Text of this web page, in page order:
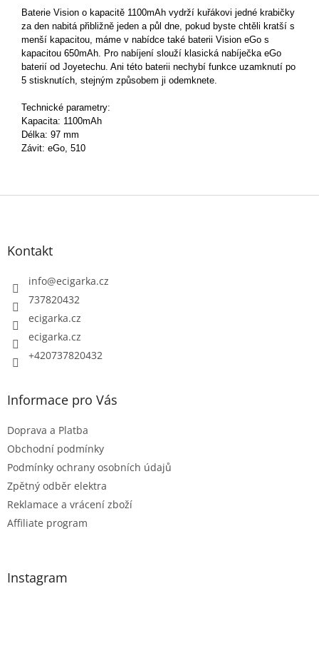
Baterie Vision o kapacitě 1100mAh vydrží kuřákovi jedné krabičky
za den nabitá přibližně jeden a půl dne, pokud byste chtěli kratší s
menší kapacitou, máme v nabídce také baterii Vision eGo s
kapacitou 650mAh. Pro nabíjení slouží klasická nabíječka eGo
baterií od Joyetechu. Ani této baterii nechybí funkce uzamknutí po
5 stisknutích, stejným způsobem ji odemknete.
Technické parametry:
Kapacita: 1100mAh
Délka: 97 mm
Závit: eGo, 510
Kontakt
info@ecigarka.cz
737820432
ecigarka.cz
ecigarka.cz
+420737820432
Informace pro Vás
Doprava a Platba
Obchodní podmínky
Podmínky ochrany osobních údajů
Zpětný odběr elektra
Reklamace a vrácení zboží
Affiliate program
Instagram